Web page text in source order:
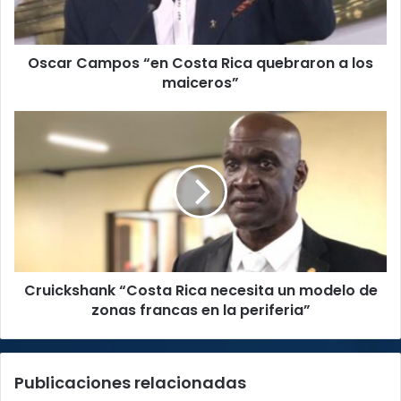
a
los
maiceros”
Oscar Campos “en Costa Rica quebraron a los
maiceros”
“Costa
necesita
un
francas
enCruickshank “Costa Rica necesita un modelo de
zonas francas en la periferia”
Publicaciones relacionadas